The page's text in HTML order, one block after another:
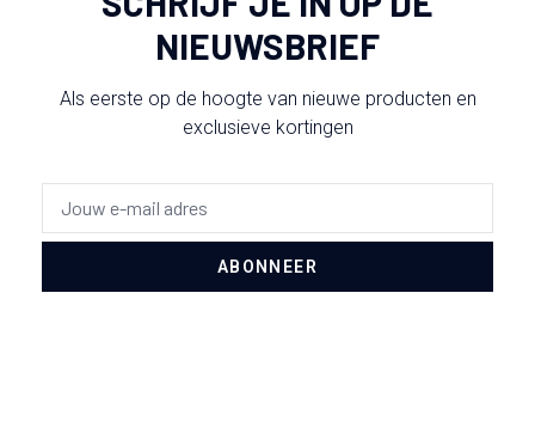
NIEUWSBRIEF
Als eerste op de hoogte van nieuwe producten en
exclusieve kortingen
ABONNEER